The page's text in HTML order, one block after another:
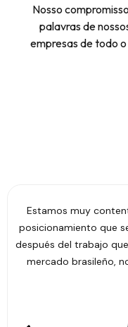
Nosso
palavras de
empresas de todo
Estamos muy
posicionamiento que
después del trabajo
mercado brasileño,